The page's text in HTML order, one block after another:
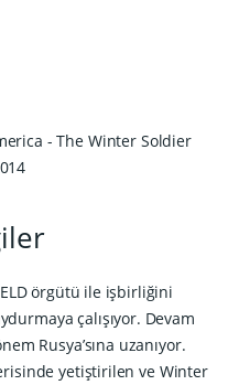
- The Winter Soldier
örgütü ile işbirliğini
çalışıyor. Devam
Rusya’sına uzanıyor.
yetiştirilen ve Winter